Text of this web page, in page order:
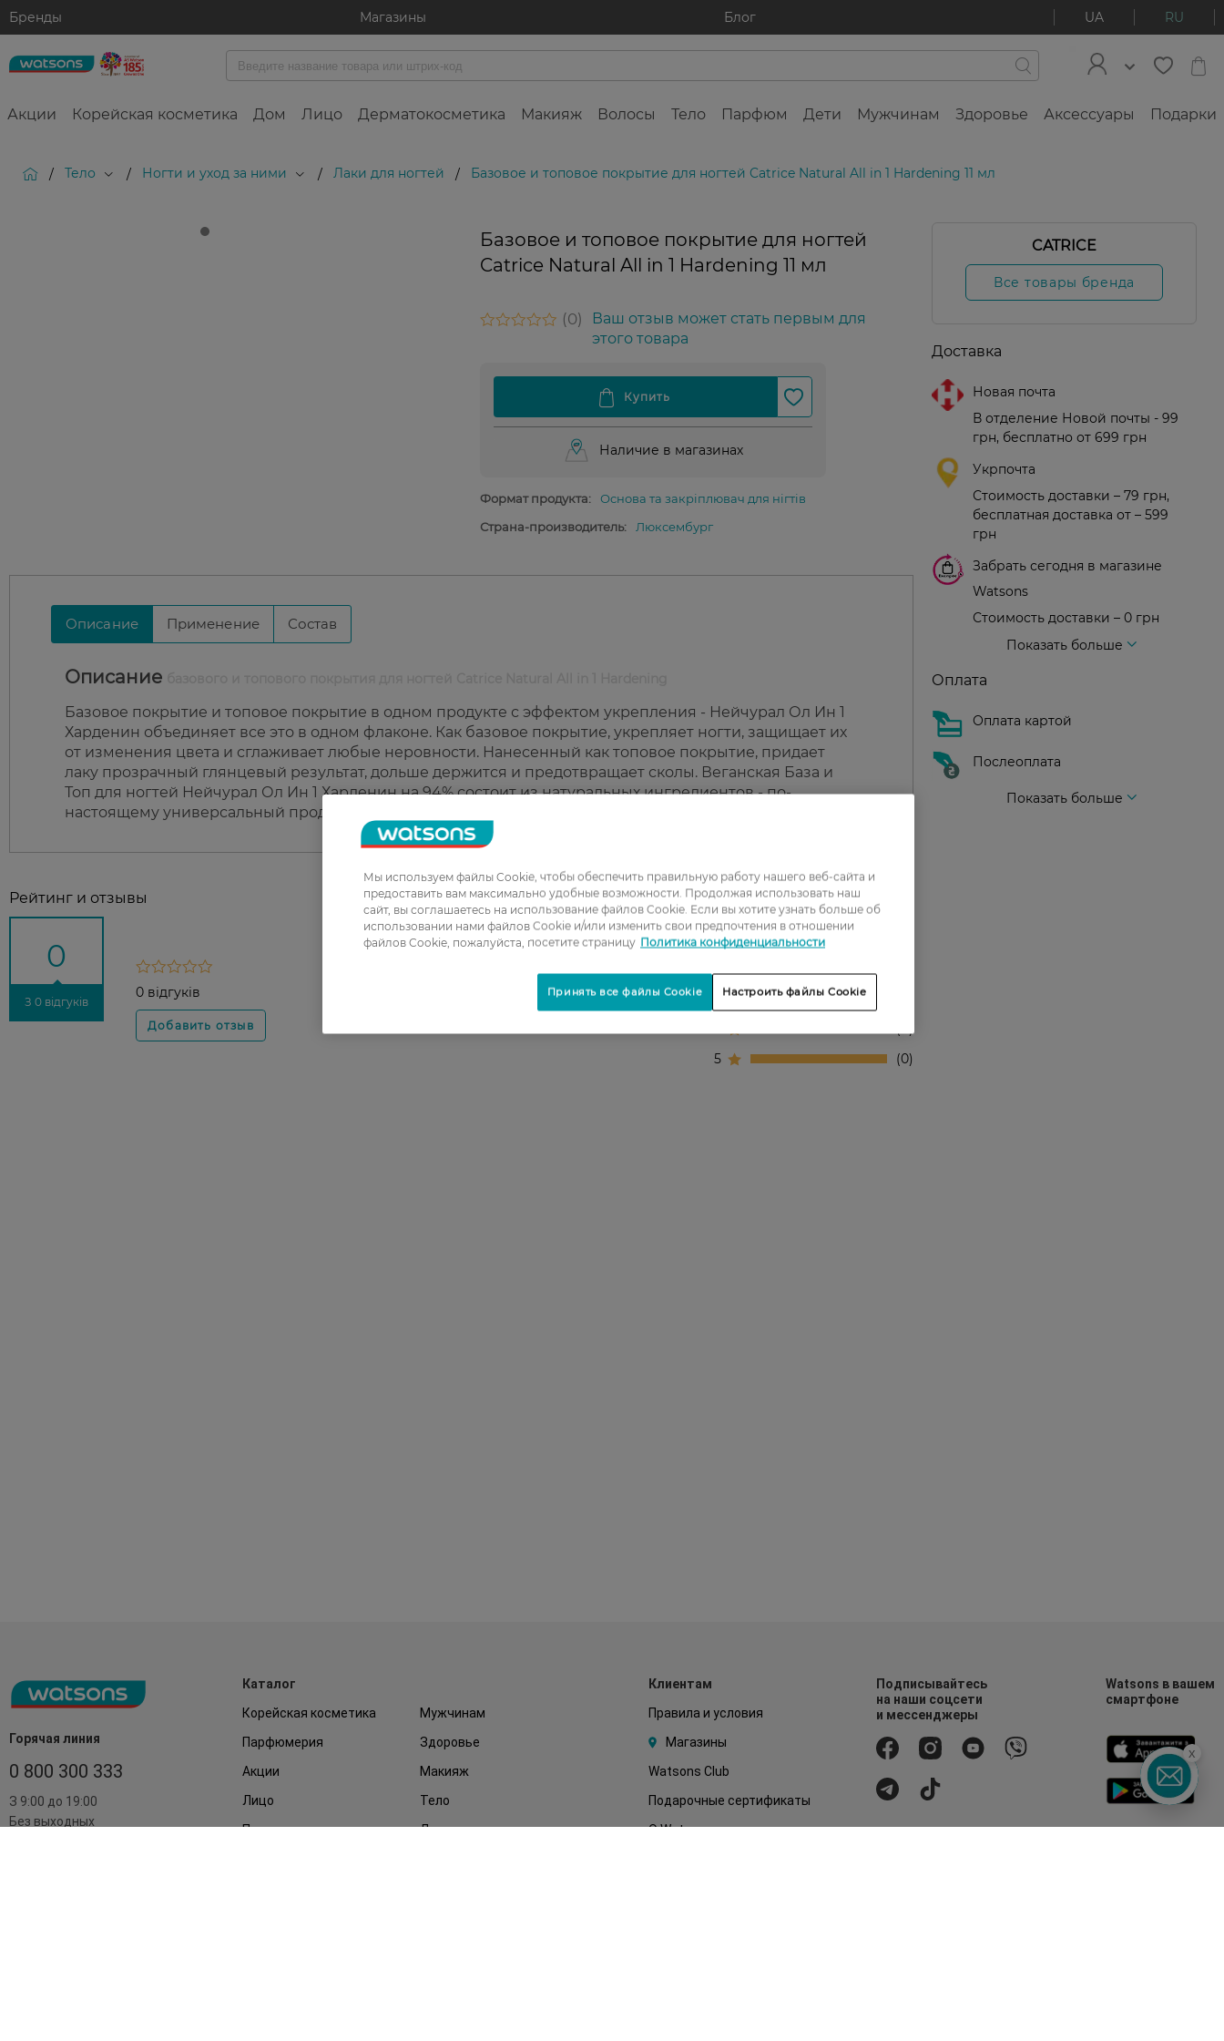
Бренды Магазины Блог UA RU
Акции Корейская косметика Дом Лицо Дерматокосметика Макияж Волосы Тело Парфюм Дети Мужчинам Здоровье Аксессуары Подарки
/ Тело / Ногти и уход за ними / Лаки для ногтей / Базовое и топовое покрытие для ногтей Catrice Natural All in 1 Hardening 11 мл
Базовое и топовое покрытие для ногтей
Catrice Natural All in 1 Hardening 11 мл
0
Ваш отзыв может стать первым для
этого товара
Наличие в магазинах
Формат продукта:
Основа та закріплювач для нігтів
Страна-производитель:
Люксембург
Описание Применение Состав
Описание
Базовое покрытие и топовое покрытие в одном продукте с эффектом укрепления - Нейчурал Ол Ин 1
Харденин объединяет все это в одном флаконе. Как базовое покрытие, укрепляет ногти, защищает их
от изменения цвета и сглаживает любые неровности. Нанесенный как топовое покрытие, придает
лаку прозрачный глянцевый результат, дольше держится и предотвращает сколы. Веганская База и
Топ для ногтей Нейчурал Ол Ин 1 Харденин на 94% состоит из натуральных ингредиентов - по-
настоящему универсальный продукт.
Рейтинг и отзывы
0
З 0 відгуків
0 відгуків
1
5
0
CATRICE
Все товары бренда
Доставка
Новая почта
В отделение Новой почты - 99
грн, бесплатно от 699 грн
Укрпочта
Стоимость доставки – 79 грн,
бесплатная доставка от – 599
грн
Забрать сегодня в магазине
Watsons
Стоимость доставки – 0 грн
Показать больше
Оплата
Оплата картой
Послеоплата
Показать больше
Горячая линия
0 800 300 333
З 9:00 до 19:00
Без выходных
Каталог
Корейская косметика
Мужчинам
Парфюмерия
Здоровье
Акции
Макияж
Лицо
Тело
Подарки
Детям
Клиентам
Правила и условия
Магазины
Watsons Club
Подарочные сертификаты
О Watsons
Подписывайтесь
на наши соцсети
и мессенджеры
Watsons в вашем
смартфоне
x
Мы используем файлы Cookie, чтобы обеспечить правильную работу нашего веб-сайта и
предоставить вам максимально удобные возможности. Продолжая использовать наш
сайт, вы соглашаетесь на использование файлов Cookie. Если вы хотите узнать больше об
использовании нами файлов Cookie и/или изменить свои предпочтения в отношении
файлов Cookie, пожалуйста, посетите страницу Политика конфиденциальности
Настроить файлы Cookie
Принять все файлы Cookie